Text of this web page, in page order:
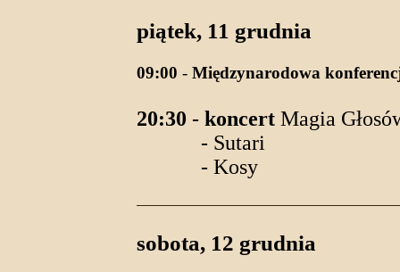
piątek, 11 grudnia
09:00 - Międzynarodowa
20:30 - koncertMagia
- Sutari
- Kosy
sobota, 12 grudnia